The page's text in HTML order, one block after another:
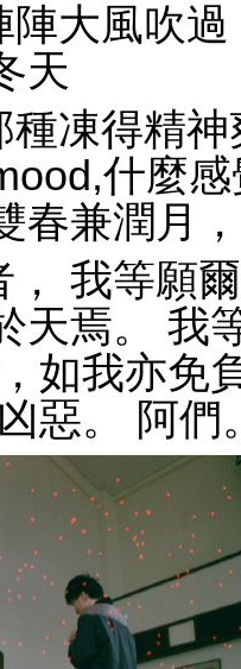
陣大風吹
天
種凍得精
什麼
春兼潤月
， 我等願
天焉。 我
如我亦免
惡。 阿們